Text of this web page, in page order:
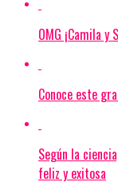
OMG ¡Camila
Conoce este
Según la
feliz y exitosa